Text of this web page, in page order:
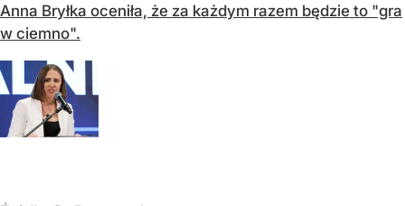
Anna Bryłka oceniła, że za każdym razem będzie to "gra
w ciemno".